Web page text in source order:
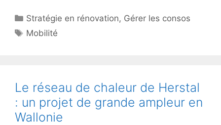
Catégories
Stratégie en rénovation, Gérer les consos
Étiquettes
Mobilité
Le réseau de chaleur de Herstal
: un projet de grande ampleur en
Wallonie